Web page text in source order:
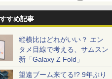
すめ記事
縦横比はどれがいい？ エン
タメ目線で考える、サムスン
新「Galaxy Z Fold」
望遠ブーム来てる!? 9年ぶり